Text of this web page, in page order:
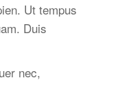
Ut tempus
Duis
nec,